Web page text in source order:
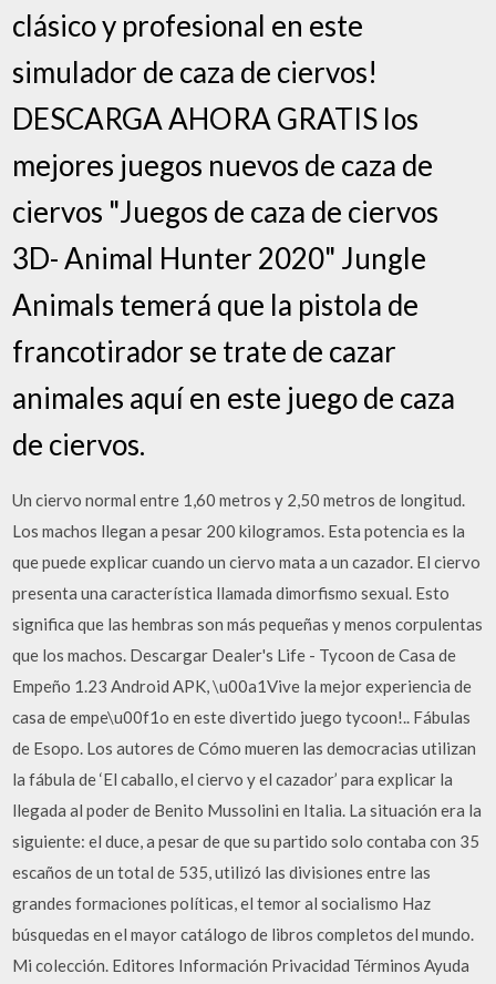
clásico y profesional en este
simulador de caza de ciervos!
DESCARGA AHORA GRATIS los
mejores juegos nuevos de caza de
ciervos "Juegos de caza de ciervos
3D- Animal Hunter 2020" Jungle
Animals temerá que la pistola de
francotirador se trate de cazar
animales aquí en este juego de caza
de ciervos.
Un ciervo normal entre 1,60 metros y 2,50 metros de longitud.
Los machos llegan a pesar 200 kilogramos. Esta potencia es la
que puede explicar cuando un ciervo mata a un cazador. El ciervo
presenta una característica llamada dimorfismo sexual. Esto
significa que las hembras son más pequeñas y menos corpulentas
que los machos. Descargar Dealer's Life - Tycoon de Casa de
Empeño 1.23 Android APK, \u00a1Vive la mejor experiencia de
casa de empe\u00f1o en este divertido juego tycoon!.. Fábulas
de Esopo. Los autores de Cómo mueren las democracias utilizan
la fábula de ‘El caballo, el ciervo y el cazador’ para explicar la
llegada al poder de Benito Mussolini en Italia. La situación era la
siguiente: el duce, a pesar de que su partido solo contaba con 35
escaños de un total de 535, utilizó las divisiones entre las
grandes formaciones políticas, el temor al socialismo Haz
búsquedas en el mayor catálogo de libros completos del mundo.
Mi colección. Editores Información Privacidad Términos Ayuda